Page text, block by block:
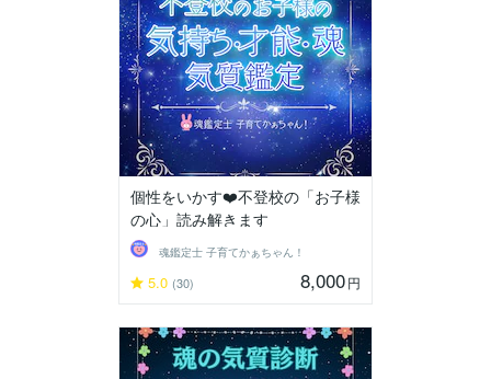
個性をいかす❤️不登校の「お子様
の心」読み解きます
魂鑑定士 子育てかぁちゃん！
5.0 (30) 8,000円